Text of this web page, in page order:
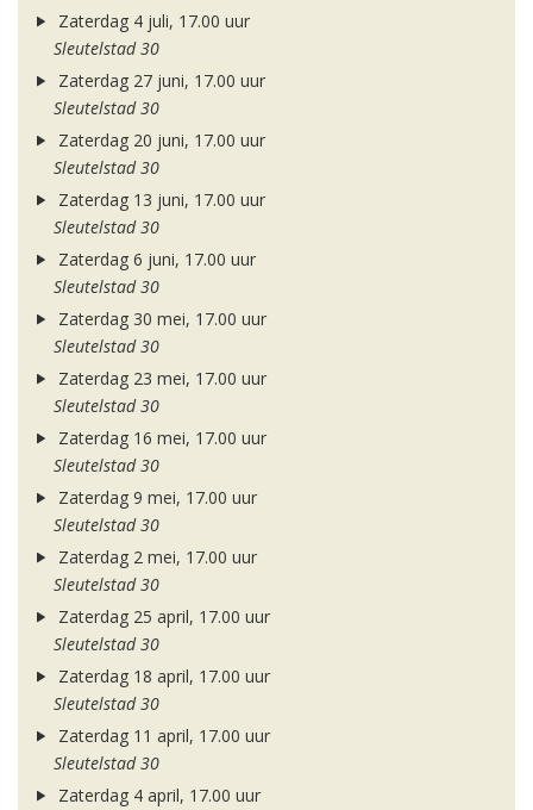
Zaterdag 4 juli, 17.00 uur
Sleutelstad 30
Zaterdag 27 juni, 17.00 uur
Sleutelstad 30
Zaterdag 20 juni, 17.00 uur
Sleutelstad 30
Zaterdag 13 juni, 17.00 uur
Sleutelstad 30
Zaterdag 6 juni, 17.00 uur
Sleutelstad 30
Zaterdag 30 mei, 17.00 uur
Sleutelstad 30
Zaterdag 23 mei, 17.00 uur
Sleutelstad 30
Zaterdag 16 mei, 17.00 uur
Sleutelstad 30
Zaterdag 9 mei, 17.00 uur
Sleutelstad 30
Zaterdag 2 mei, 17.00 uur
Sleutelstad 30
Zaterdag 25 april, 17.00 uur
Sleutelstad 30
Zaterdag 18 april, 17.00 uur
Sleutelstad 30
Zaterdag 11 april, 17.00 uur
Sleutelstad 30
Zaterdag 4 april, 17.00 uur